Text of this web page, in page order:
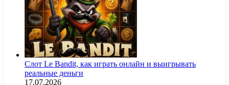
Слот Le Bandit, как играть онлайн и выигрывать
реальные деньги
17.07.2026